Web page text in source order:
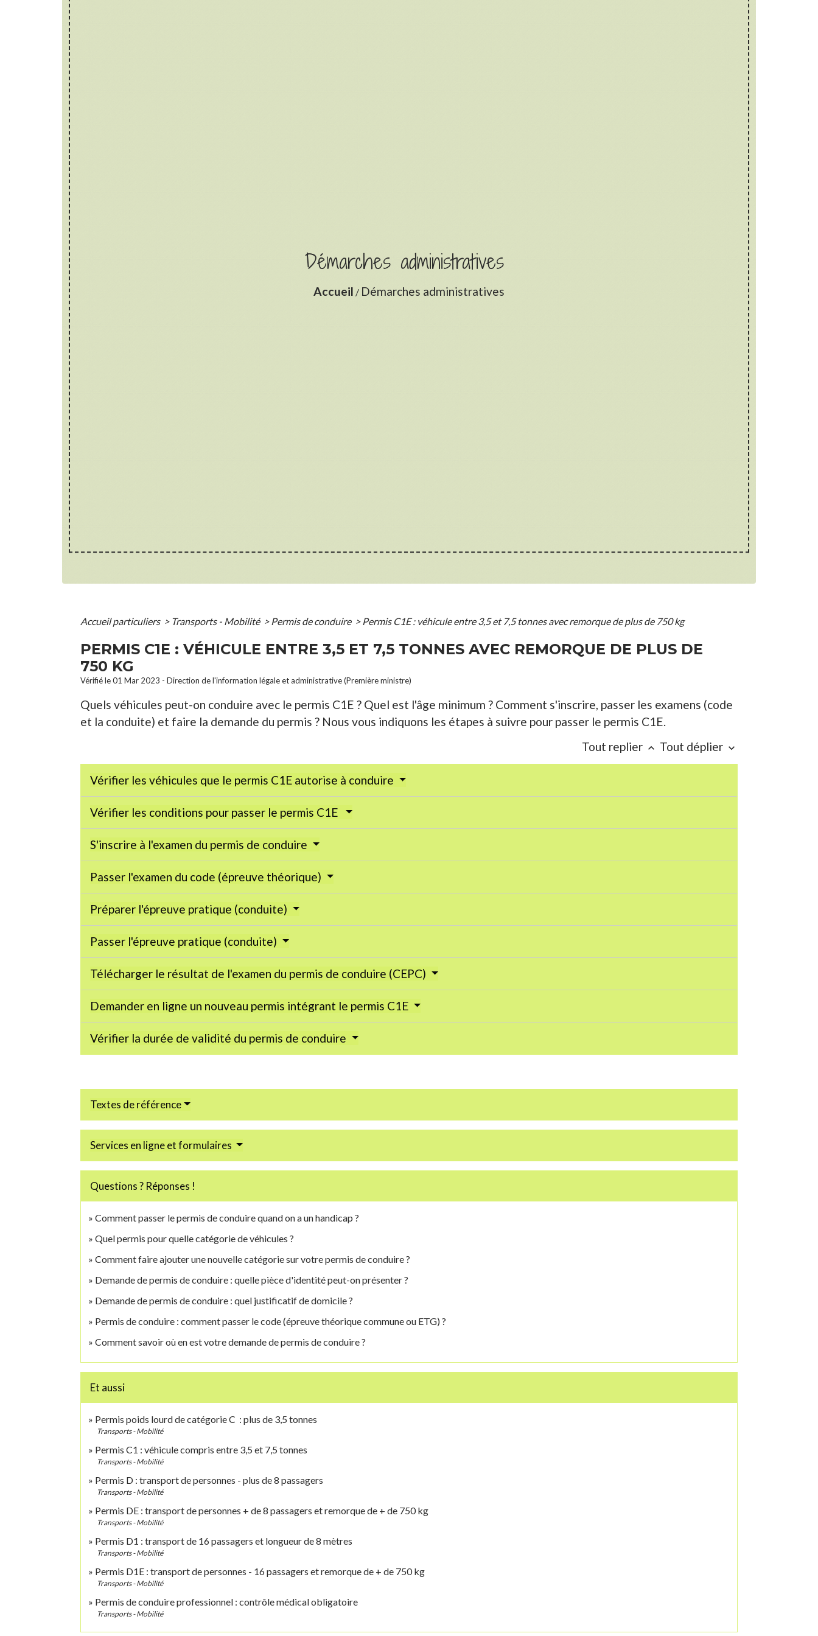
Démarches administratives
Accueil / Démarches administratives
Accueil particuliers > Transports - Mobilité > Permis de conduire > Permis C1E : véhicule entre 3,5 et 7,5 tonnes avec remorque de plus de 750 kg
PERMIS C1E : VÉHICULE ENTRE 3,5 ET 7,5 TONNES AVEC REMORQUE DE PLUS DE
750 KG
Vérifié le 01 Mar 2023 - Direction de l'information légale et administrative (Première ministre)
Quels véhicules peut-on conduire avec le permis C1E ? Quel est l'âge minimum ? Comment s'inscrire, passer les examens (code
et la conduite) et faire la demande du permis ? Nous vous indiquons les étapes à suivre pour passer le permis C1E.
Tout replier keyboard_arrow_up Tout déplier keyboard_arrow_down
Vérifier les véhicules que le permis C1E autorise à conduire
Vérifier les conditions pour passer le permis C1E
S'inscrire à l'examen du permis de conduire
Passer l'examen du code (épreuve théorique)
Préparer l'épreuve pratique (conduite)
Passer l'épreuve pratique (conduite)
Télécharger le résultat de l'examen du permis de conduire (CEPC)
Demander en ligne un nouveau permis intégrant le permis C1E
Vérifier la durée de validité du permis de conduire
Textes de référence
Services en ligne et formulaires
Questions ? Réponses !
Comment passer le permis de conduire quand on a un handicap ?
Quel permis pour quelle catégorie de véhicules ?
Comment faire ajouter une nouvelle catégorie sur votre permis de conduire ?
Demande de permis de conduire : quelle pièce d'identité peut-on présenter ?
Demande de permis de conduire : quel justificatif de domicile ?
Permis de conduire : comment passer le code (épreuve théorique commune ou ETG) ?
Comment savoir où en est votre demande de permis de conduire ?
Et aussi
Permis poids lourd de catégorie C : plus de 3,5 tonnes
Transports - Mobilité
Permis C1 : véhicule compris entre 3,5 et 7,5 tonnes
Transports - Mobilité
Permis D : transport de personnes - plus de 8 passagers
Transports - Mobilité
Permis DE : transport de personnes + de 8 passagers et remorque de + de 750 kg
Transports - Mobilité
Permis D1 : transport de 16 passagers et longueur de 8 mètres
Transports - Mobilité
Permis D1E : transport de personnes - 16 passagers et remorque de + de 750 kg
Transports - Mobilité
Permis de conduire professionnel : contrôle médical obligatoire
Transports - Mobilité